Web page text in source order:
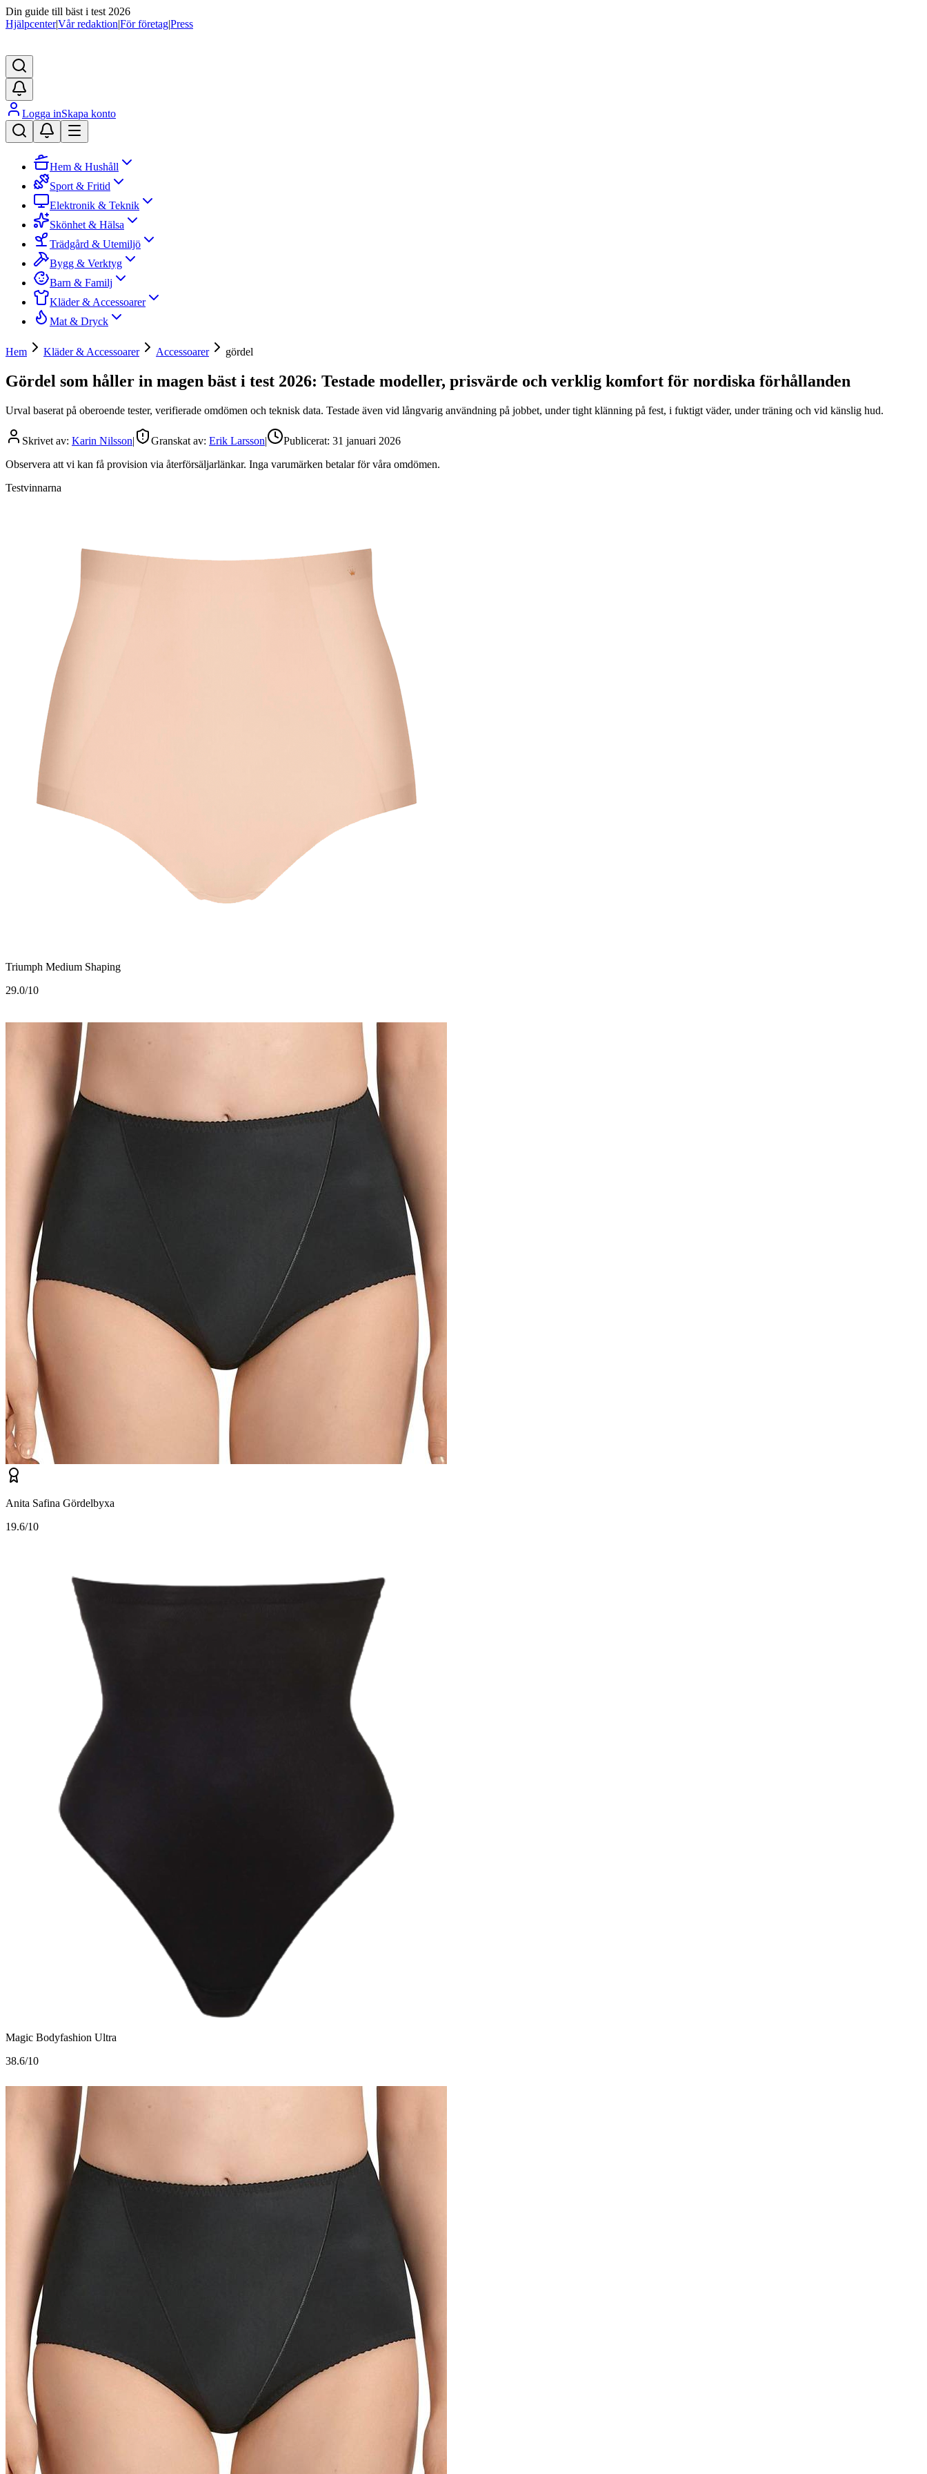
Din guide till bäst i test 2026
Hjälpcenter|Vår redaktion|För företag|Press
Logga inSkapa konto
Hem & Hushåll
Sport & Fritid
Elektronik & Teknik
Skönhet & Hälsa
Trädgård & Utemiljö
Bygg & Verktyg
Barn & Familj
Kläder & Accessoarer
Mat & Dryck
Hem Kläder & Accessoarer Accessoarer gördel
Gördel som håller in magen bäst i test 2026: Testade modeller, prisvärde och verklig komfort för nordiska förhållanden
Urval baserat på oberoende tester, verifierade omdömen och teknisk data. Testade även vid långvarig användning på jobbet, under tight klänning på fest, i fuktigt väder, under träning och vid känslig hud.
Skrivet av: Karin Nilsson| Granskat av: Erik Larsson| Publicerat: 31 januari 2026
Observera att vi kan få provision via återförsäljarlänkar. Inga varumärken betalar för våra omdömen.
Testvinnarna
Triumph Medium Shaping
29.0/10
Anita Safina Gördelbyxa
19.6/10
Magic Bodyfashion Ultra
38.6/10